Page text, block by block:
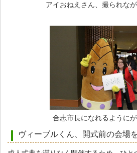
アイおねえさん、撮られな
合志市長になれるようにが
ヴィーブルくん、開式前の会場